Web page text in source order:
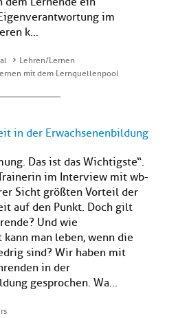
im
k...
Lehren/Lernen
mit dem Lernquellenpool
in der Erwachsenenbildung
Das ist das Wichtigste“.
im Interview mit wb-
Sicht größten Vorteil der
auf den Punkt. Doch gilt
Und wie
man leben, wenn die
sind? Wir haben mit
in der
gesprochen. Wa...